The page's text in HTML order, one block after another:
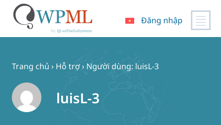
Đăng nhập
Trang chủ › Hỗ trợ› Người dùng: luisL-3
luisL-3